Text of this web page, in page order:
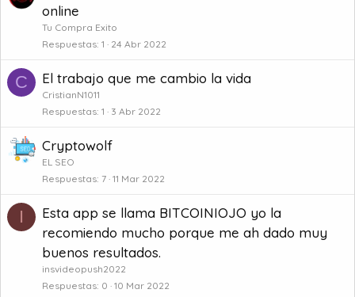
online
Tu Compra Exito
Respuestas 1 24 Abr 2022
C El trabajo que me cambio la vida
CristianN1011
Respuestas 1 3 Abr 2022
Cryptowolf
EL SEO
Respuestas 7 11 Mar 2022
I
Esta app se llama BITCOINIOJO yo la
recomiendo mucho porque me ah dado muy
buenos resultados.
insvideopush2022
Respuestas 0 10 Mar 2022